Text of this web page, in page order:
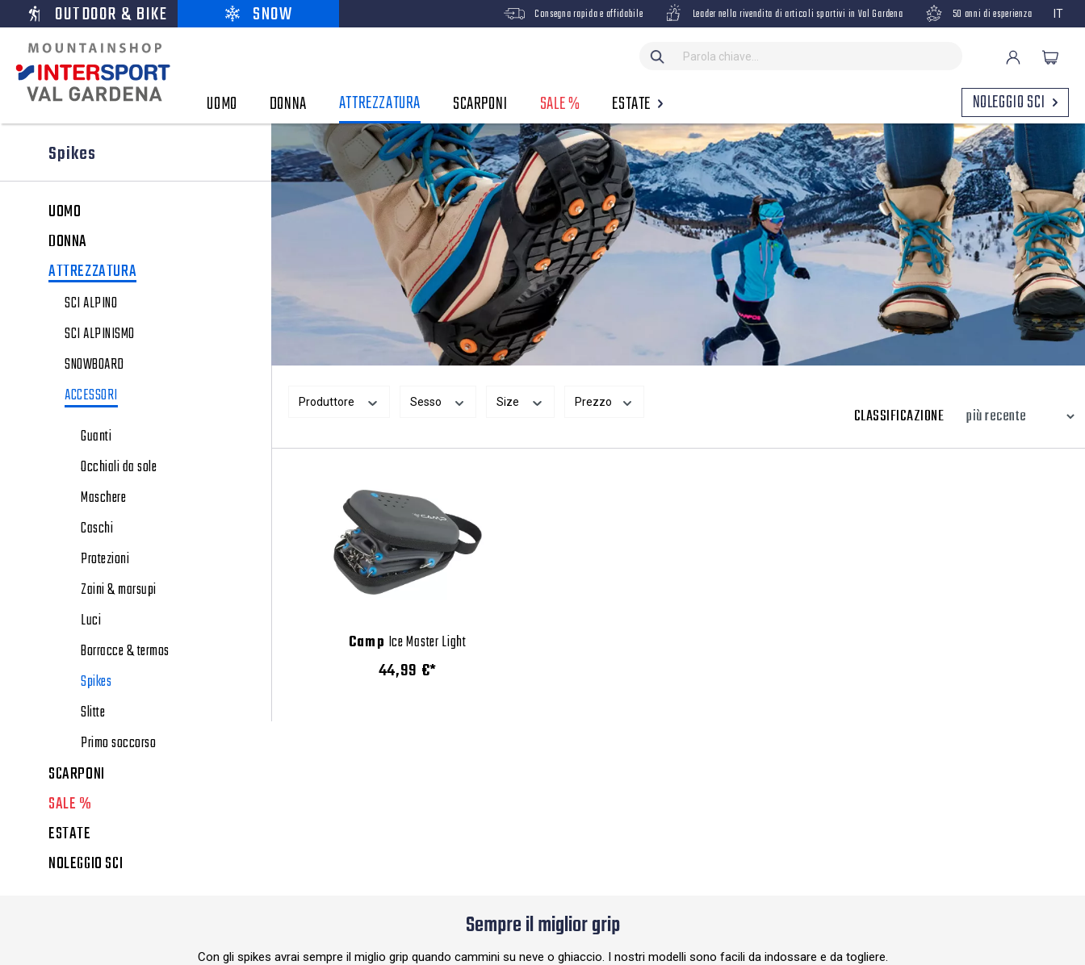
OUTDOOR & BIKE SNOW Consegna rapida e affidabile Leader nella rivendita di articoli sportivi in Val Gardena 50 anni di esperienza IT
UOMO DONNA ATTREZZATURA SCARPONI SALE % ESTATE
NOLEGGIO SCI
Spikes
UOMO
DONNA
ATTREZZATURA
SCI ALPINO
SCI ALPINISMO
SNOWBOARD
ACCESSORI
Guanti
Occhiali da sole
Maschere
Caschi
Protezioni
Zaini & marsupi
Luci
Borracce & termos
Spikes
Slitte
Primo soccorso
SCARPONI
SALE %
ESTATE
NOLEGGIO SCI
Produttore Sesso Size Prezzo
CLASSIFICAZIONE
Camp Ice Master Light
44,99 €*
Sempre il miglior grip
Con gli spikes avrai sempre il miglio grip quando cammini su neve o ghiaccio. I nostri modelli sono facili da indossare e da togliere.